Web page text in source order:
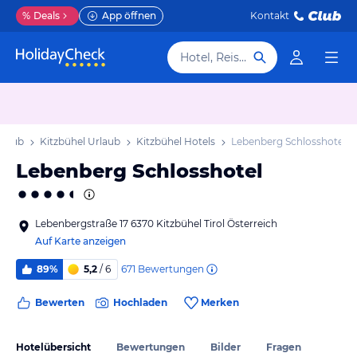
% Deals App öffnen Kontakt
Hotel, Reiseziel
Kitzbühel Urlaub Kitzbühel Hotels Lebenberg Schlosshotel
Lebenberg Schlosshotel
Lebenbergstraße 17 6370 Kitzbühel Tirol Österreich
Auf Karte anzeigen
89% 5,2 / 6 671 Bewertungen
Bewerten Hochladen Merken
Hotelübersicht Bewertungen Bilder Fragen